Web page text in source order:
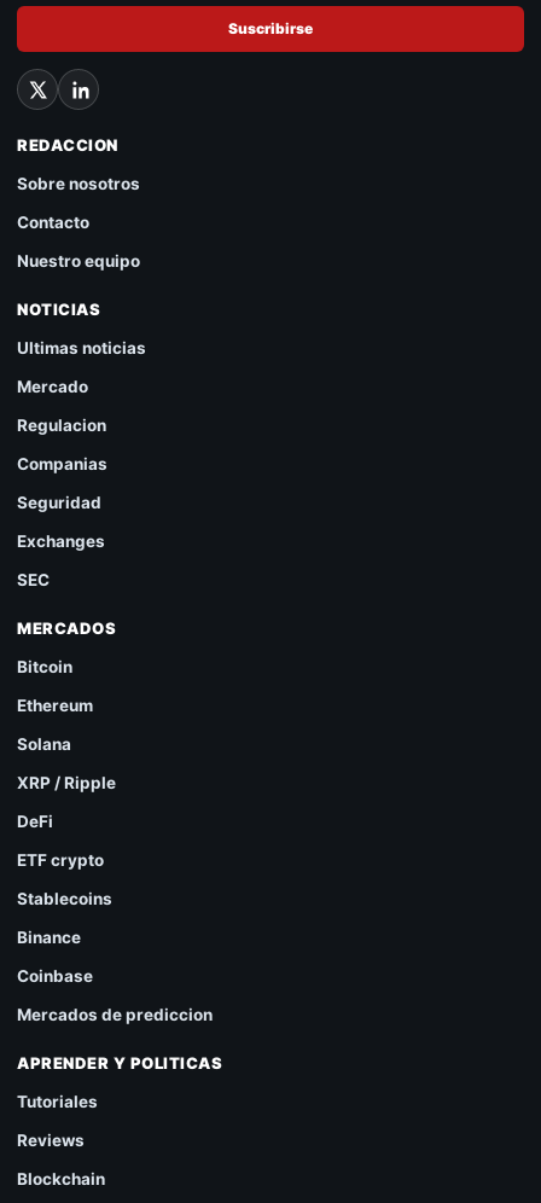
Suscribirse
REDACCION
Sobre nosotros
Contacto
Nuestro equipo
NOTICIAS
Ultimas noticias
Mercado
Regulacion
Companias
Seguridad
Exchanges
SEC
MERCADOS
Bitcoin
Ethereum
Solana
XRP / Ripple
DeFi
ETF crypto
Stablecoins
Binance
Coinbase
Mercados de prediccion
APRENDER Y POLITICAS
Tutoriales
Reviews
Blockchain